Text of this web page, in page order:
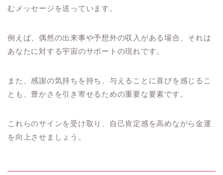
むメッセージを送っています。
例えば、偶然の出来事や予想外の収入がある場合、それは
あなたに対する宇宙のサポートの現れです。
また、感謝の気持ちを持ち、与えることに喜びを感じるこ
とも、豊かさを引き寄せるための重要な要素です。
これらのサインを受け取り、自己肯定感を高めながら金運
を向上させましょう。